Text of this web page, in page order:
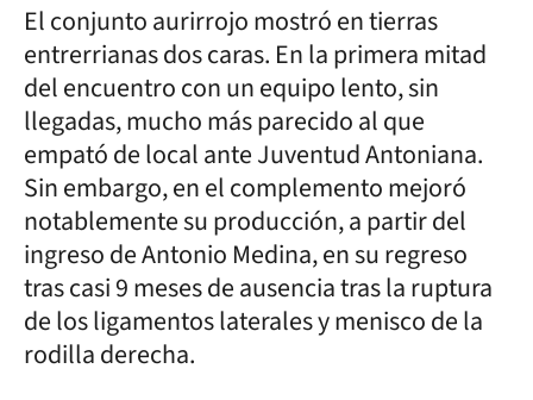
El conjunto aurirrojo mostró en tierras
entrerrianas dos caras. En la primera mitad
del encuentro con un equipo lento, sin
llegadas, mucho más parecido al que
empató de local ante Juventud Antoniana.
Sin embargo, en el complemento mejoró
notablemente su producción, a partir del
ingreso de Antonio Medina, en su regreso
tras casi 9 meses de ausencia tras la ruptura
de los ligamentos laterales y menisco de la
rodilla derecha.